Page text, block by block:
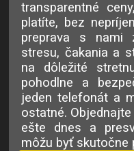
transparentné
platíte, bez
preprava s nami
stresu, čakania a
na dôležité
pohodlne a
jeden telefonát a
ostatné.
ešte dnes a
môžu byť skutočne